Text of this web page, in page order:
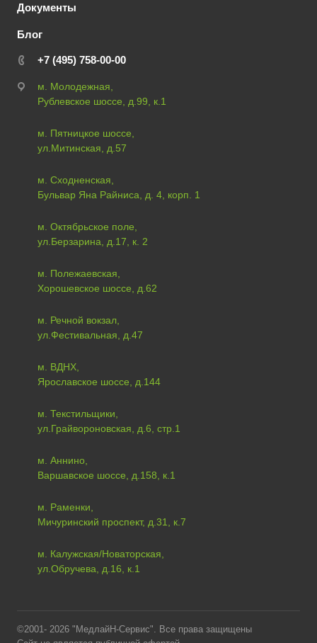
Документы
Блог
+7 (495) 758-00-00
м. Молодежная,
Рублевское шоссе, д.99, к.1
м. Пятницкое шоссе,
ул.Митинская, д.57
м. Сходненская,
Бульвар Яна Райниса, д. 4, корп. 1
м. Октябрьское поле,
ул.Берзарина, д.17, к. 2
м. Полежаевская,
Хорошевское шоссе, д.62
м. Речной вокзал,
ул.Фестивальная, д.47
м. ВДНХ,
Ярославское шоссе, д.144
м. Текстильщики,
ул.Грайвороновская, д.6, стр.1
м. Аннино,
Варшавское шоссе, д.158, к.1
м. Раменки,
Мичуринский проспект, д.31, к.7
м. Калужская/Новаторская,
ул.Обручева, д.16, к.1
©2001- 2026 "МедлайН-Сервис". Все права защищены